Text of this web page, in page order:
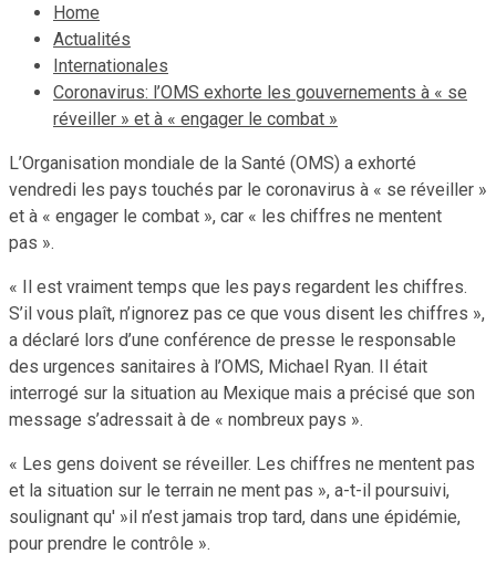
Home
Actualités
Internationales
Coronavirus: l’OMS exhorte les gouvernements à « se
réveiller » et à « engager le combat »
L’Organisation mondiale de la Santé (OMS) a exhorté
vendredi les pays touchés par le coronavirus à « se réveiller »
et à « engager le combat », car « les chiffres ne mentent
pas ».
« Il est vraiment temps que les pays regardent les chiffres.
S’il vous plaît, n’ignorez pas ce que vous disent les chiffres »,
a déclaré lors d’une conférence de presse le responsable
des urgences sanitaires à l’OMS, Michael Ryan. Il était
interrogé sur la situation au Mexique mais a précisé que son
message s’adressait à de « nombreux pays ».
« Les gens doivent se réveiller. Les chiffres ne mentent pas
et la situation sur le terrain ne ment pas », a-t-il poursuivi,
soulignant qu' »il n’est jamais trop tard, dans une épidémie,
pour prendre le contrôle ».